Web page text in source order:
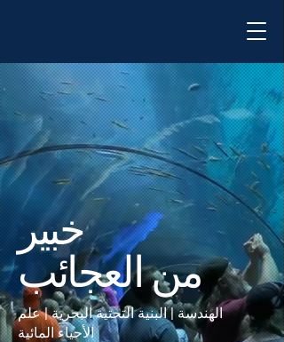
خبير
من العجائب
الهندسة | البنية التحتية البحرية | علم
الأحياء المائية